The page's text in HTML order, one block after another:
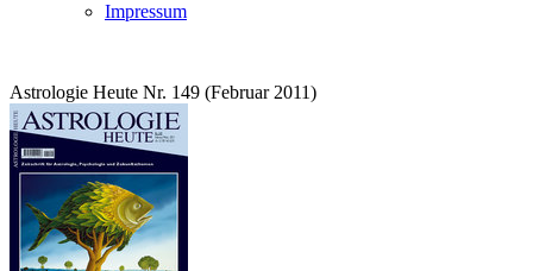
Impressum
Astrologie Heute Nr. 149 (Februar 2011)